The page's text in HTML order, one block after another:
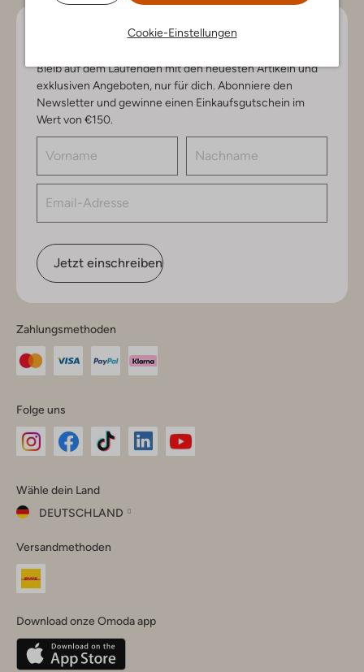
Cookie-Einstellungen
Lass uns in Kontakt bleiben
Bleib auf dem Laufenden mit den neuesten Artikeln und
exklusiven Angeboten, nur für dich. Abonniere den
Newsletter und gewinne einen Einkaufsgutschein im
Wert von €150.
Jetzt einschreiben
Zahlungsmethoden
Folge uns
Instagram
Facebook
TikTok
Wähle dein Land
DEUTSCHLAND
dein
Land
Belgique(Français)
Deutschland
Versandmethoden
Download onze Omoda app